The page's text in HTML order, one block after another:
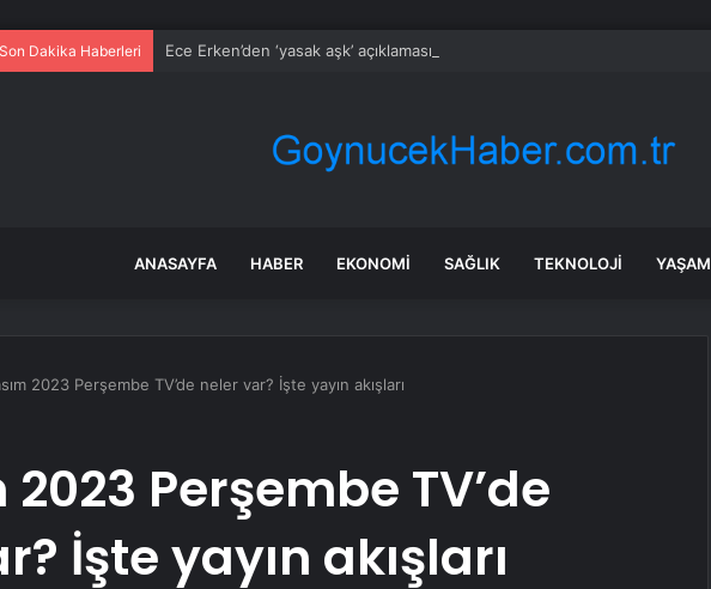
Son Dakika Haberleri Ece Erken’den ‘yasak aşk’ açıklaması: Hukuki yollara başvuruyor
ANASAYFA HABER EKONOMI SAĞLIK TEKNOLOJI YAŞAM
2023 Perşembe TV’de neler var? İşte yayın akışları
2023 Perşembe TV’de
İşte yayın akışları